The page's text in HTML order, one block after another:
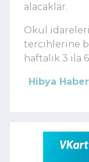
alacaklar.
Okul
tercihlerine
haftalık 3 ila
Hibya